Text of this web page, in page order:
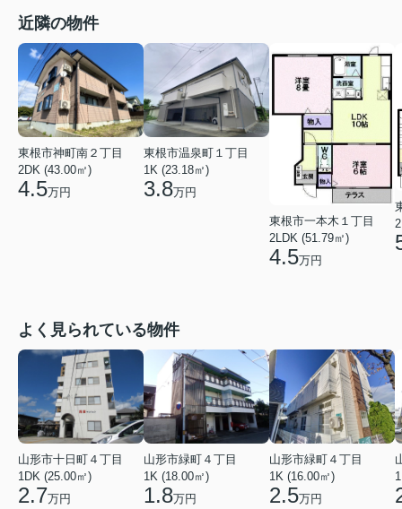
近隣の物件
東根市神町南２丁目
2DK (43.00㎡)
4.5万円
東根市温泉町１丁目
1K (23.18㎡)
3.8万円
東根市一本木１丁目
2LDK (51.79㎡)
4.5万円
よく見られている物件
山形市十日町４丁目
1DK (25.00㎡)
2.7万円
山形市緑町４丁目
1K (18.00㎡)
1.8万円
山形市緑町４丁目
1K (16.00㎡)
2.5万円